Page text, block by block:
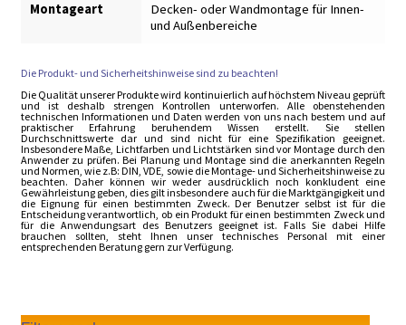
Montageart
Decken- oder Wandmontage für Innen-
und Außenbereiche
Die Produkt- und Sicherheitshinweise sind zu beachten!
Die Qualität unserer Produkte wird kontinuierlich auf höchstem Niveau geprüft
und ist deshalb strengen Kontrollen unterworfen. Alle obenstehenden
technischen Informationen und Daten werden von uns nach bestem und auf
praktischer Erfahrung beruhendem Wissen erstellt. Sie stellen
Durchschnittswerte dar und sind nicht für eine Spezifikation geeignet.
Insbesondere Maße, Lichtfarben und Lichtstärken sind vor Montage durch den
Anwender zu prüfen. Bei Planung und Montage sind die anerkannten Regeln
und Normen, wie z.B: DIN, VDE, sowie die Montage- und Sicherheitshinweise zu
beachten. Daher können wir weder ausdrücklich noch konkludent eine
Gewährleistung geben, dies gilt insbesondere auch für die Marktgängigkeit und
die Eignung für einen bestimmten Zweck. Der Benutzer selbst ist für die
Entscheidung verantwortlich, ob ein Produkt für einen bestimmten Zweck und
für die Anwendungsart des Benutzers geeignet ist. Falls Sie dabei Hilfe
brauchen sollten, steht Ihnen unser technisches Personal mit einer
entsprechenden Beratung gern zur Verfügung.